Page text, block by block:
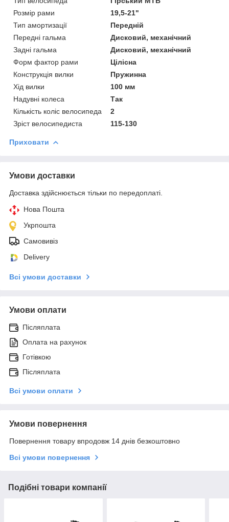
Розмір рами
19,5-21"
Тип амортизації
Передній
Передні гальма
Дисковий, механічний
Задні гальма
Дисковий, механічний
Форм фактор рами
Цілісна
Конструкція вилки
Пружинна
Хід вилки
100 мм
Надувні колеса
Так
Кількість коліс велосипеда
2
Зріст велосипедиста
115-130
Приховати
Умови доставки
Доставка здійснюється тільки по передоплаті.
Нова Пошта
Укрпошта
Самовивіз
Delivery
Всі умови доставки
Умови оплати
Післяплата
Оплата на рахунок
Готівкою
Післяплата
Всі умови оплати
Умови повернення
Повернення товару впродовж 14 днів безкоштовно
Всі умови повернення
Подібні товари компанії